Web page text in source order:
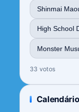
Shinmai
High School
Monster
33 votos